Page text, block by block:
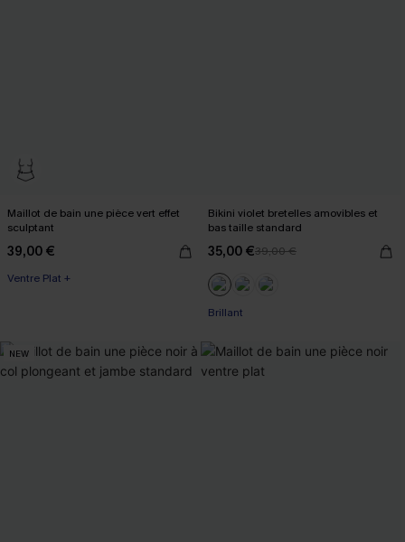
Maillot de bain une pièce vert effet
sculptant
39,00 €
Ventre Plat +
Bikini violet bretelles amovibles et
bas taille standard
35,00 €39,00 €
Brillant
NEW